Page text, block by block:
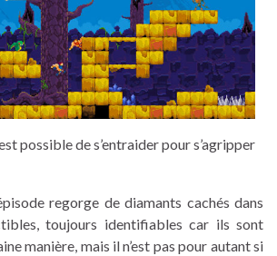
possible de s’entraider pour s’agripper
regorge de diamants cachés dans
toujours identifiables car ils sont
manière, mais il n’est pas pour autant si